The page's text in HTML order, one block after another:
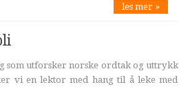
les mer »
som utforsker norske ordtak og uttrykk
vi en lektor med hang til å leke med